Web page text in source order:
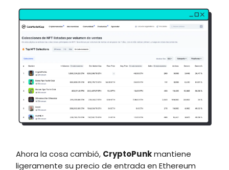
Ahora la cosa cambió, CryptoPunkmantiene
ligeramente su precio de entrada en Ethereum